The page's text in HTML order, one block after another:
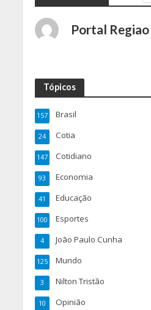
Portal
Tópicos
Brasil
157
Cotia
24
Cotidiano
147
Economia
93
Educação
41
Esportes
100
João Paulo Cunha
4
Mundo
125
Nilton Tristão
3
Opinião
10